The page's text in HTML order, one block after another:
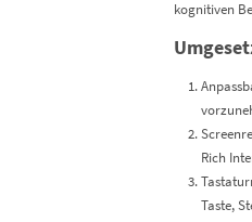
kognitiven
Rich
Taste,